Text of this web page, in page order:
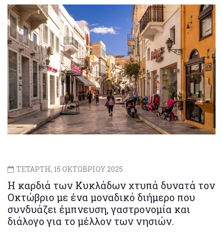
ΤΕΤΑΡΤΗ, 15 ΟΚΤΩΒΡΙΟΥ 2025
Η καρδιά των Κυκλάδων χτυπά δυνατά τον
Οκτώβριο με ένα μοναδικό διήμερο που
συνδυάζει έμπνευση, γαστρονομία και
διάλογο για το μέλλον των νησιών.